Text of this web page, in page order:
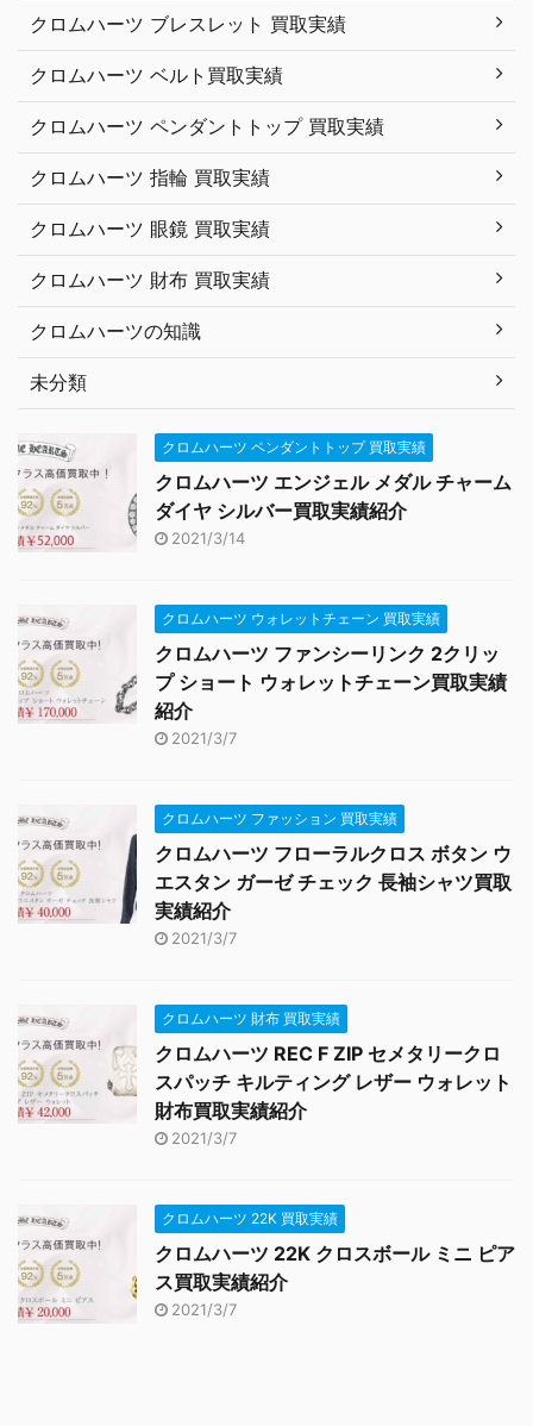
クロムハーツ ブレスレット 買取実績
クロムハーツ ベルト買取実績
クロムハーツ ペンダントトップ 買取実績
クロムハーツ 指輪 買取実績
クロムハーツ 眼鏡 買取実績
クロムハーツ 財布 買取実績
クロムハーツの知識
未分類
クロムハーツ ペンダントトップ 買取実績
クロムハーツ エンジェル メダル チャーム
ダイヤ シルバー買取実績紹介
2021/3/14
クロムハーツ ウォレットチェーン 買取実績
クロムハーツ ファンシーリンク 2クリッ
プ ショート ウォレットチェーン買取実績
紹介
2021/3/7
クロムハーツ ファッション 買取実績
クロムハーツ フローラルクロス ボタン ウ
エスタン ガーゼ チェック 長袖シャツ買取
実績紹介
2021/3/7
クロムハーツ 財布 買取実績
クロムハーツ REC F ZIP セメタリークロ
スパッチ キルティング レザー ウォレット
財布買取実績紹介
2021/3/7
クロムハーツ 22K 買取実績
クロムハーツ 22K クロスボール ミニ ピア
ス買取実績紹介
2021/3/7